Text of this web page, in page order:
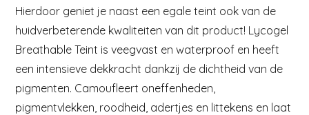
Hierdoor geniet je naast een egale teint ook van de
huidverbeterende kwaliteiten van dit product! Lycogel
Breathable Teint is veegvast en waterproof en heeft
een intensieve dekkracht dankzij de dichtheid van de
pigmenten. Camoufleert oneffenheden,
pigmentvlekken, roodheid, adertjes en littekens en laat